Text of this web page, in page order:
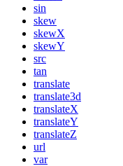
sin
skew
skewX
skewY
src
tan
translate
translate3d
translateX
translateY
translateZ
url
var